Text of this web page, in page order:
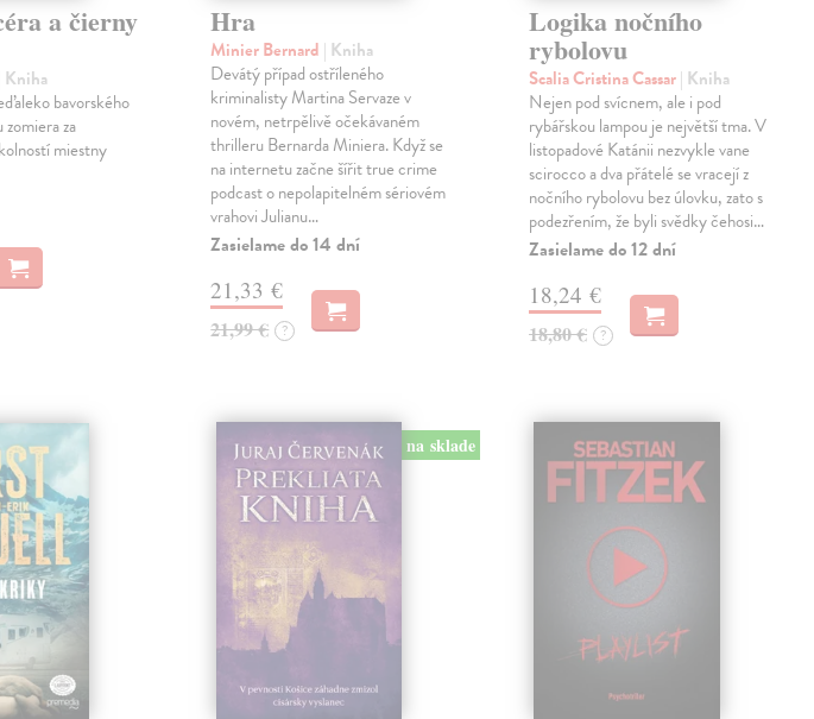
a čierny
| Kniha
bavorského
za
miestny
Hra
Minier Bernard | Kniha
Devátý případ ostříleného
kriminalisty Martina Servaze v
novém, netrpělivě očekávaném
thrilleru Bernarda Miniera. Když se
na internetu začne šířit true crime
podcast o nepolapitelném sériovém
vrahovi Julianu…
Zasielame do 14 dní
21,33 €
21,99 € ?
Logika nočního
rybolovu
Scalia Cristina Cassar| Kniha
Nejen pod svícnem, ale i pod
rybářskou lampou je největší tma. V
listopadové Katánii nezvykle vane
scirocco a dva přátelé se vracejí z
nočního rybolovu bez úlovku, zato s
podezřením, že byli svědky čehosi…
Zasielame do 12 dní
18,24 €
18,80 € ?
na sklade